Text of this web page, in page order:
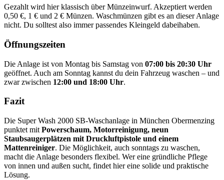
Gezahlt wird hier klassisch über Münzeinwurf. Akzeptiert werden
0,50 €, 1 € und 2 € Münzen. Waschmünzen gibt es an dieser Anlage
nicht. Du solltest also immer passendes Kleingeld dabeihaben.
Öffnungszeiten
Die Anlage ist von Montag bis Samstag von 07:00 bis 20:30 Uhr
geöffnet. Auch am Sonntag kannst du dein Fahrzeug waschen – und
zwar zwischen 12:00 und 18:00 Uhr.
Fazit
Die Super Wash 2000 SB-Waschanlage in München Obermenzing
punktet mit Powerschaum, Motorreinigung, neun
Staubsaugerplätzen mit Druckluftpistole und einem
Mattenreiniger. Die Möglichkeit, auch sonntags zu waschen,
macht die Anlage besonders flexibel. Wer eine gründliche Pflege
von innen und außen sucht, findet hier eine solide und praktische
Lösung.